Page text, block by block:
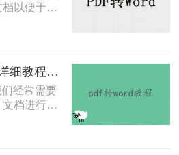
以便于编
文档
PDF转
助您找到
pdf怎么转换成word？详细教程与工具推荐！
经常需要
文档进行编
的“只
困难。那